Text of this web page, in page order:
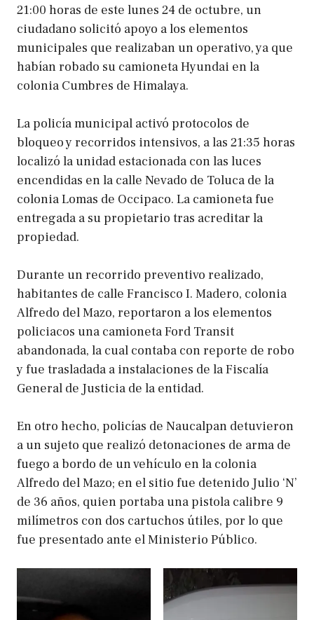
21:00 horas de este lunes 24 de octubre, un
ciudadano solicitó apoyo a los elementos
municipales que realizaban un operativo, ya que
habían robado su camioneta Hyundai en la
colonia Cumbres de Himalaya.
La policía municipal activó protocolos de
bloqueo y recorridos intensivos, a las 21:35 horas
localizó la unidad estacionada con las luces
encendidas en la calle Nevado de Toluca de la
colonia Lomas de Occipaco. La camioneta fue
entregada a su propietario tras acreditar la
propiedad.
Durante un recorrido preventivo realizado,
habitantes de calle Francisco I. Madero, colonia
Alfredo del Mazo, reportaron a los elementos
policiacos una camioneta Ford Transit
abandonada, la cual contaba con reporte de robo
y fue trasladada a instalaciones de la Fiscalía
General de Justicia de la entidad.
En otro hecho, policías de Naucalpan detuvieron
a un sujeto que realizó detonaciones de arma de
fuego a bordo de un vehículo en la colonia
Alfredo del Mazo; en el sitio fue detenido Julio ‘N’
de 36 años, quien portaba una pistola calibre 9
milímetros con dos cartuchos útiles, por lo que
fue presentado ante el Ministerio Público.